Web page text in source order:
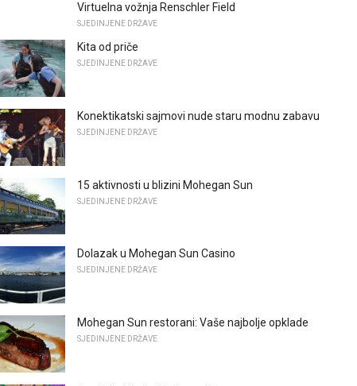
Virtuelna vožnja Renschler Field
SJEDINJENE DRŽAVE
Kita od priče
SJEDINJENE DRŽAVE
Konektikatski sajmovi nude staru modnu zabavu
SJEDINJENE DRŽAVE
15 aktivnosti u blizini Mohegan Sun
SJEDINJENE DRŽAVE
Dolazak u Mohegan Sun Casino
SJEDINJENE DRŽAVE
Mohegan Sun restorani: Vaše najbolje opklade
SJEDINJENE DRŽAVE